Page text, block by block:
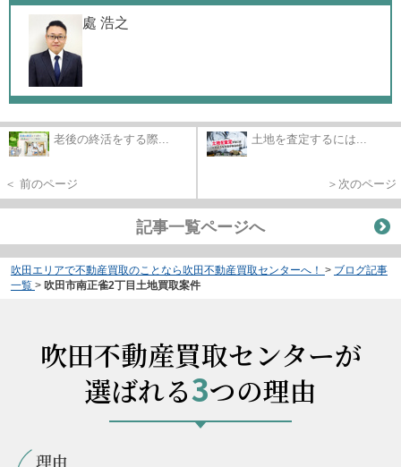
處 浩之
老後の終活をする際...
＜ 前のページ
土地を査定するには...
＞次のページ
記事一覧ページへ
吹田エリアで不動産買取のことなら吹田不動産買取センターへ！ > ブログ記事
一覧 > 吹田市南正雀2丁目土地買取案件
吹田不動産買取センターが
選ばれる3つの理由